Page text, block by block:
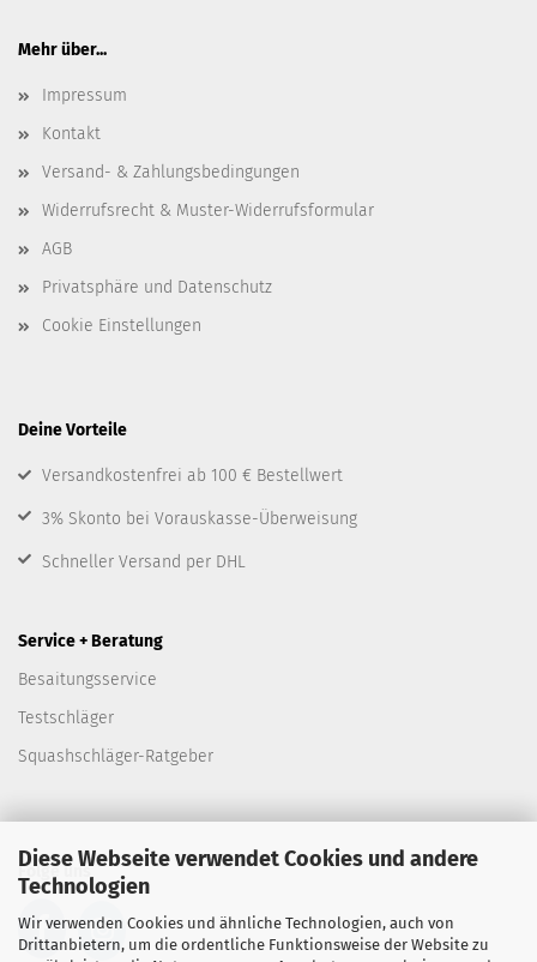
Diese Webseite verwendet Cookies und andere
Technologien
Wir verwenden Cookies und ähnliche Technologien, auch von
Drittanbietern, um die ordentliche Funktionsweise der Website zu
Mehr über...
Impressum
Kontakt
Versand- & Zahlungsbedingungen
Widerrufsrecht & Muster-Widerrufsformular
AGB
Privatsphäre und Datenschutz
Cookie Einstellungen
Deine Vorteile
Versandkostenfrei ab 100 € Bestellwert
3% Skonto bei Vorauskasse-Überweisung
Schneller Versand per DHL
Service + Beratung
Besaitungsservice
Testschläger
Squashschläger-Ratgeber
Folge uns